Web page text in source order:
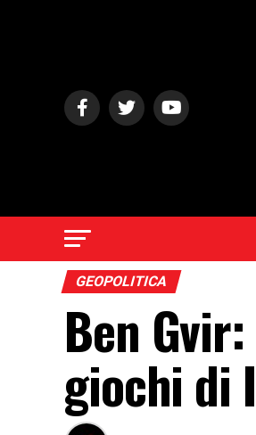
GEOPOLITICA
Ben
giochi di